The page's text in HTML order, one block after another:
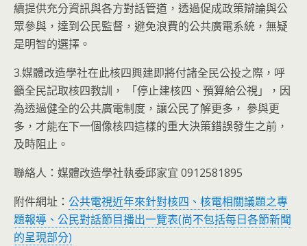
續提供充分資訊與各方對話管道，透過促成政策辯論與公
眾參與，達到公民監督，避免浪費的公共廣電系統，無疑
是明智的選擇。
3.媒體改造學社在此核四興建即將付諸全民公投之際，呼
籲全民記取核四教訓， 「停止建核四、預算給公視」，因
為透過健全的公共廣電制度，讓公民了解更多， 參與更
多，才能在下一個像核四這樣的重大決策錯誤發生之前，
及時阻止。
聯絡人：媒體改造學社執委邱家宜 0912581895
附件網址： 公共電視近年來針對核四、核電相關議題之專
題報導、公民對話節目播出一覽表(尚不包括每日各節新聞
的呈現部分)